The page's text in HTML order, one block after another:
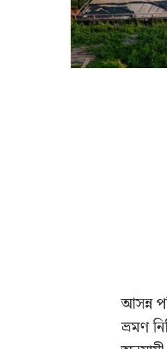
আসন্ন
ভ্রমণ